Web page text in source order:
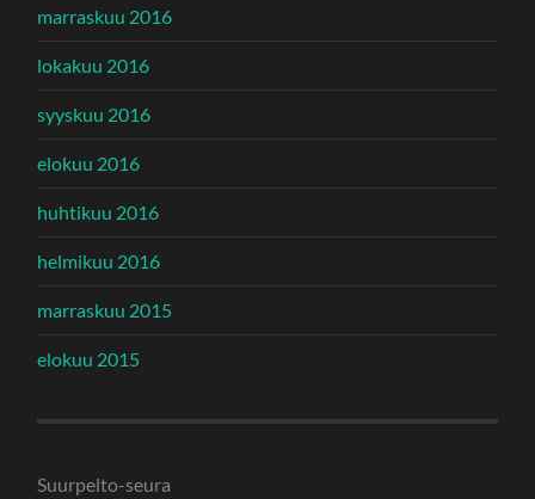
marraskuu 2016
lokakuu 2016
syyskuu 2016
elokuu 2016
huhtikuu 2016
helmikuu 2016
marraskuu 2015
elokuu 2015
Suurpelto-seura